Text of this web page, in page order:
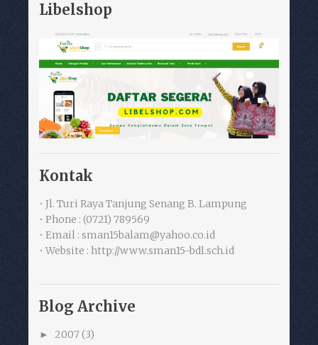
Libelshop
Kontak
• Jl. Turi Raya Tanjung Senang B. Lampung
• Phone : (0721) 789569
• Email : sman15balam@yahoo.co.id
• Website : http://www.sman15-bdl.sch.id
Blog Archive
► 2007 (3)